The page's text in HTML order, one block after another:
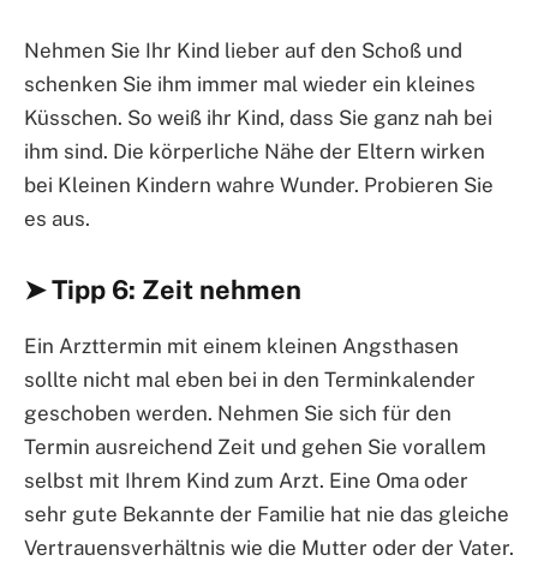
Nehmen Sie Ihr Kind lieber auf den Schoß und
schenken Sie ihm immer mal wieder ein kleines
Küsschen. So weiß ihr Kind, dass Sie ganz nah bei
ihm sind. Die körperliche Nähe der Eltern wirken
bei Kleinen Kindern wahre Wunder. Probieren Sie
es aus.
➤ Tipp 6: Zeit nehmen
Ein Arzttermin mit einem kleinen Angsthasen
sollte nicht mal eben bei in den Terminkalender
geschoben werden. Nehmen Sie sich für den
Termin ausreichend Zeit und gehen Sie vorallem
selbst mit Ihrem Kind zum Arzt. Eine Oma oder
sehr gute Bekannte der Familie hat nie das gleiche
Vertrauensverhältnis wie die Mutter oder der Vater.